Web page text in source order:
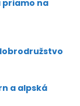
priamo na
a alpská